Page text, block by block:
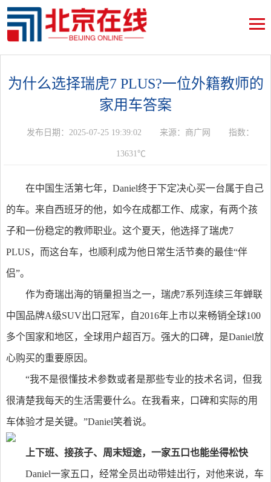
为什么选择瑞虎7 PLUS?一位外籍教师的
家用车答案
发布日期：2025-07-25 19:39:02 来源：商广网 指数：
13631℃
在中国生活第七年，Daniel终于下定决心买一台属于自己
的车。来自西班牙的他，如今在成都工作、成家，有两个孩
子和一份稳定的教师职业。这个夏天，他选择了瑞虎7
PLUS，而这台车，也顺利成为他日常生活节奏的最佳“伴
侣”。
作为奇瑞出海的销量担当之一，瑞虎7系列连续三年蝉联
中国品牌A级SUV出口冠军，自2016年上市以来畅销全球100
多个国家和地区，全球用户超百万。强大的口碑，是Daniel放
心购买的重要原因。
“我不是很懂技术参数或者是那些专业的技术名词，但我
很清楚我每天的生活需要什么。在我看来，口碑和实际的用
车体验才是关键。”Daniel笑着说。
上下班、接孩子、周末短途，一家五口也能坐得松快
Daniel一家五口，经常全员出动带娃出行，对他来说，车